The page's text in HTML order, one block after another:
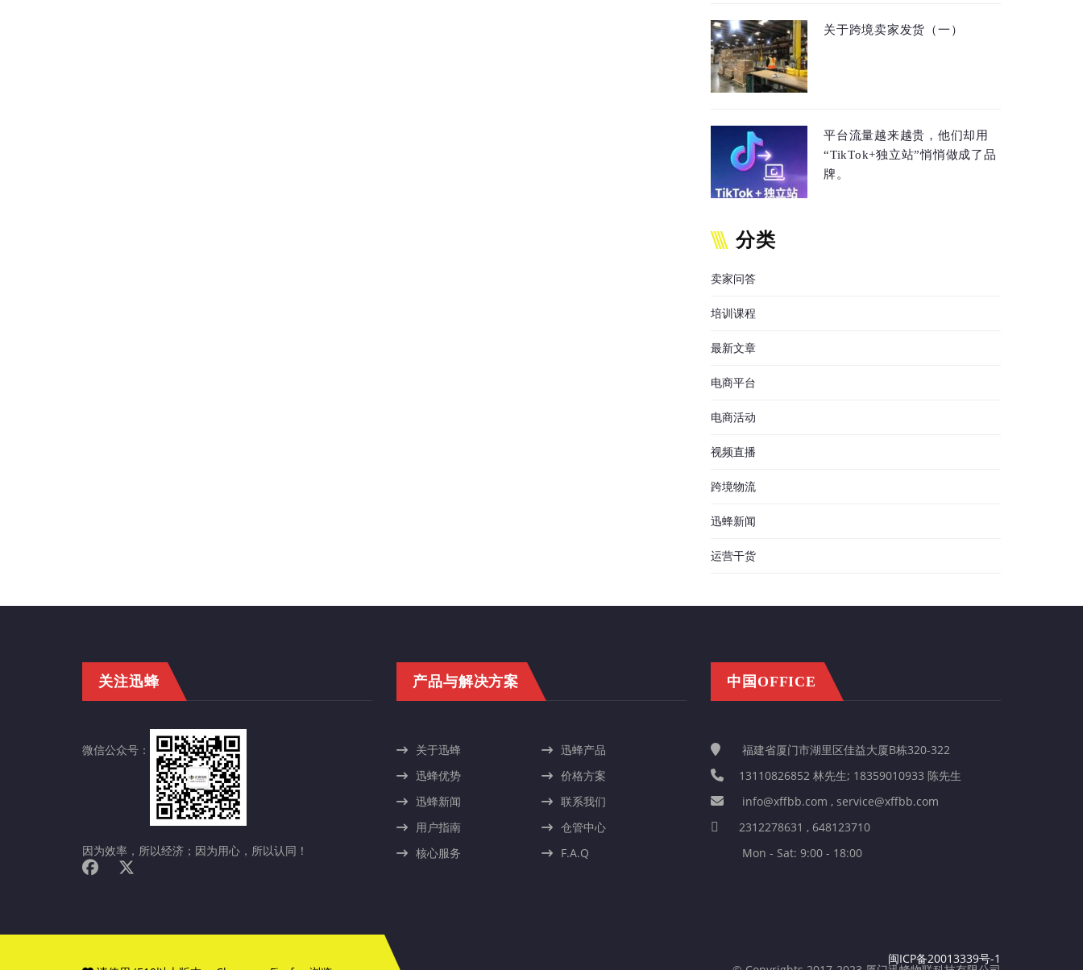
关于跨境卖家发货（一）
平台流量越来越贵，他们却用
“TikTok+独立站”悄悄做成了品
牌。
分类
卖家问答
培训课程
最新文章
电商平台
电商活动
视频直播
跨境物流
迅蜂新闻
运营干货
关注迅蜂
微信公众号：
因为效率，所以经济；因为用心，所以认同！
产品与解决方案
关于迅蜂
迅蜂产品
迅蜂优势
价格方案
迅蜂新闻
联系我们
用户指南
仓管中心
核心服务
F.A.Q
中国OFFICE
福建省厦门市湖里区佳益大厦B栋320-322
13110826852 林先生; 18359010933 陈先生
info@xffbb.com , service@xffbb.com
2312278631 , 648123710
Mon - Sat: 9:00 - 18:00
闽ICP备20013339号-1